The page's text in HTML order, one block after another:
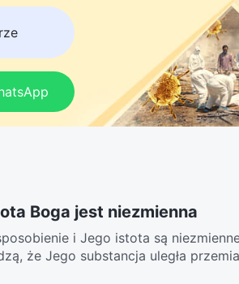
Boga jest niezmienna
i Jego istota są
że Jego substancja uległa